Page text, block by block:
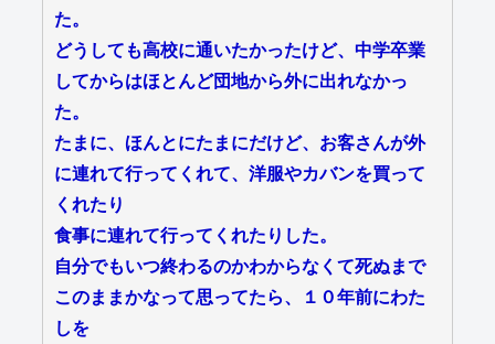
た。
どうしても高校に通いたかったけど、中学卒業
してからはほとんど団地から外に出れなかっ
た。
たまに、ほんとにたまにだけど、お客さんが外
に連れて行ってくれて、洋服やカバンを買って
くれたり
食事に連れて行ってくれたりした。
自分でもいつ終わるのかわからなくて死ぬまで
このままかなって思ってたら、１０年前にわた
しを